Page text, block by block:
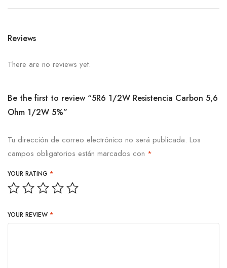
Reviews
There are no reviews yet.
Be the first to review “5R6 1/2W Resistencia Carbon 5,6
Ohm 1/2W 5%”
Tu dirección de correo electrónico no será publicada. Los
campos obligatorios están marcados con *
YOUR RATING *
YOUR REVIEW *